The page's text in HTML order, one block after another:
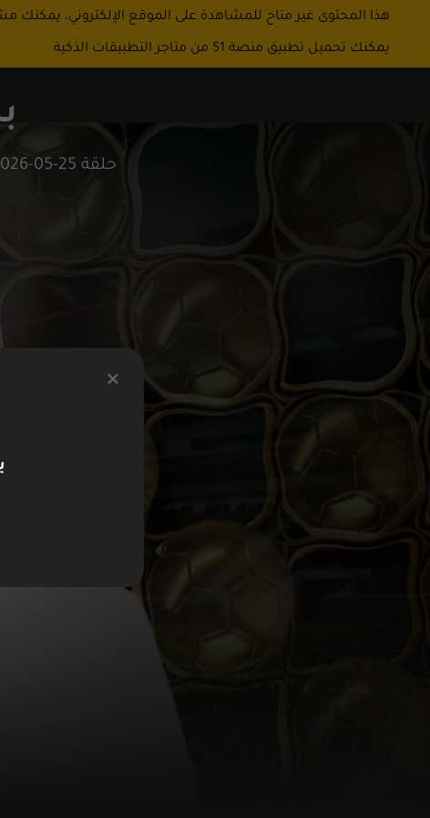
حلقة 25-05-2026: الضيوف وائل سليمان - محمد بنيان - جمال مبارك - احمد موسى
هذا المحتوى غير متاح للمشاهدة على الموقع الإلكتروني، يمكنك
يمكنك تحميل تطبيق منصة 51 من متاجر التطبيقات الذكية